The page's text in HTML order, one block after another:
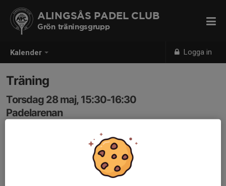
Kalender Logga in
ALINGSÅS PADEL CLUB
Grön träningsgrupp
Träning
Torsdag 28 maj, 15:30-16:30
Padelarenan